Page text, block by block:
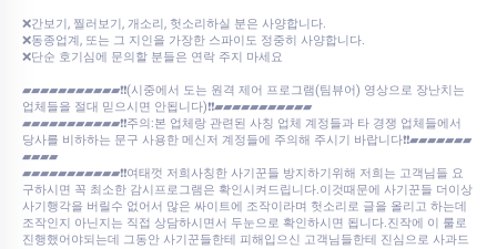
❌간보기, 찔러보기, 개소리, 헛소리하실 분은 사양합니다.
❌동종업계, 또는 그 지인을 가장한 스파이도 정중히 사양합니다.
❌단순 호기심에 문의할 분들은 연락 주지 마세요
▰▰▰▰▰▰▰▰▰▰▰❗❗(시중에서 도는 원격 제어 프로그램(팀뷰어) 영상으로 장난치는
업체들을 절대 믿으시면 안됩니다)❗❗▰▰▰▰▰▰▰▰▰▰▰
▰▰▰▰▰▰▰▰▰▰▰❗❗주의:본 업체랑 관련된 사칭 업체 계정들과 타 경쟁 업체들에서
당사를 비하하는 문구 사용한 메신저 계정들에 주의해 주시기 바랍니다❗❗▰▰▰▰▰▰▰
▰▰▰▰
▰▰▰▰▰▰▰▰▰▰▰❗❗여태껏 저희사칭한 사기꾼들 방지하기위해 저희는 고객님들 요
구하시면 꼭 최소한 감시프로그램은 확인시켜드립니다.이것때문에 사기꾼들 더이상
사기행각을 버릴수 없어서 많은 싸이트에 조작이라며 헛소리로 글을 올리고 하는데
조작인지 아닌지는 직접 상담하시면서 두눈으로 확인하시면 됩니다.진작에 이 룰로
진행했어야되는데 그동안 사기꾼들한테 피해입으신 고객님들한테 진심으로 사과드